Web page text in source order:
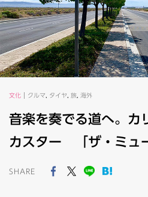
音楽を奏でる道へ。カ
カスター 「ザ・ミュ
文化 クルマ タイヤ 旅 海外
SHARE